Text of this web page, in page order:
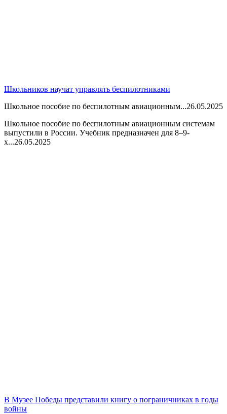
Школьников научат управлять беспилотниками
Школьное пособие по беспилотным авиационным...26.05.2025
Школьное пособие по беспилотным авиационным системам
выпустили в России. Учебник предназначен для 8–9-
х...26.05.2025
В Музее Победы представили книгу о пограничниках в годы
войны